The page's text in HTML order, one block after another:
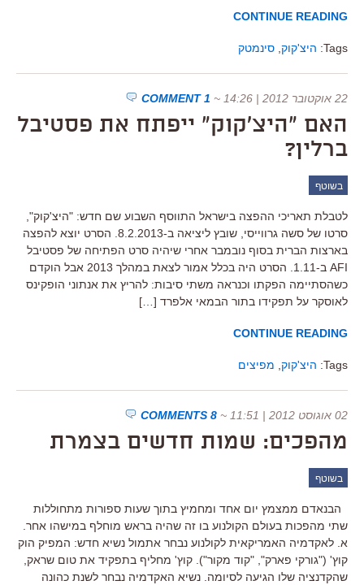
CONTINUE READING
Tags: היצ'קוק סינמטק
22 אוקטובר 2012 | 14:26 ~
1 COMMENT
האם "היצ'קוק" ייפתח את פסטיבל
ברלין?
בשוטף
לטבלת תאריכי ההפצה בישראל התווסף השבוע שם חדש: "היצ'קוק",
סרטו של סשה גרווייסי, שובץ ליציאה ב-8.2.2013. הסרט יוצא להפצה
בארצות הברית בסוף נובמבר אחרי שיהיה סרט הפתיחה של פסטיבל
AFI ב-1.11. הסרט היה בכלל אמור לצאת במהלך 2013 אבל הוקדם
כשהסתיימה הפקתו וכנראה משתי סיבות: להריץ את אנתוני הופקינס
לאוסקר על תפקידו בתור הבמאי אלפרד […]
CONTINUE READING
Tags: היצ'קוק מפיצים
02 אוגוסט 2012 | 11:51 ~
8 COMMENTS
מהפכים: שמות חדשים בצמרת
בשוטף
הבנאדם ממצמץ יום אחד ומחמיץ בתוך שעות ספורות מתחוללות
שתי מהפכות בעולם הקולנוע בו זה שהיה בראש מוחלף במישהו אחר.
א. לאקדמיה האמריקאית לקולנוע נבחר אתמול נשיא חדש: המפיק הוק
קוץ' ("גורקי פארק", "קוד מקור"). קוץ' מחליף בתפקיד את טום שראק,
שהקדנציה שלו הגיעה לסיומה. נשיא האקדמיה נבחר לשנת כהונה